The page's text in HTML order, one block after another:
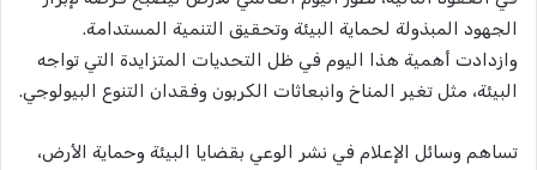
الجهود المبذولة لحماية البيئة وتحقيق التنمية المستدامة.
وازدادت أهمية هذا اليوم في ظل التحديات المتزايدة التي تواجه
البيئة، مثل تغير المناخ وانبعاثات الكربون وفقدان التنوع البيولوجي.
تساهم وسائل الإعلام في نشر الوعي بقضايا البيئة وحماية الأرض،